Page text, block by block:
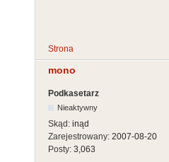
Strona
mono
Podkasetarz
Nieaktywny
Skąd: inąd
Zarejestrowany: 2007-08-20
Posty: 3,063